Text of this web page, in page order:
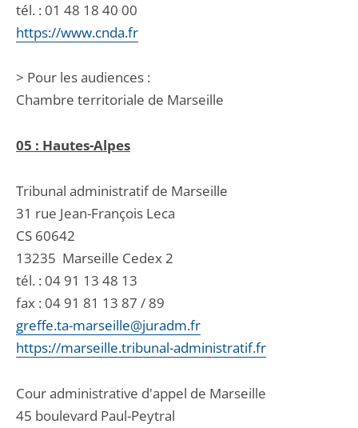
tél. : 01 48 18 40 00
https://www.cnda.fr
> Pour les audiences :
Chambre territoriale de Marseille
05 : Hautes-Alpes
Tribunal administratif de Marseille
31 rue Jean-François Leca
CS 60642
13235 Marseille Cedex 2
tél. : 04 91 13 48 13
fax : 04 91 81 13 87 / 89
greffe.ta-marseille@juradm.fr
https://marseille.tribunal-administratif.fr
Cour administrative d'appel de Marseille
45 boulevard Paul-Peytral